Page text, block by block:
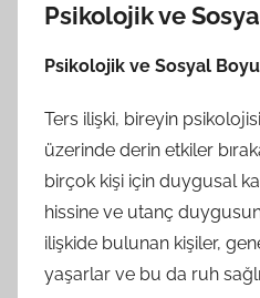
Psikolojik ve
Psikolojik ve Sosyal
Ters ilişki, bireyin
üzerinde derin etkiler
birçok kişi için duygusal
hissine ve utanç
ilişkide bulunan kişiler,
yaşarlar ve bu da ruh